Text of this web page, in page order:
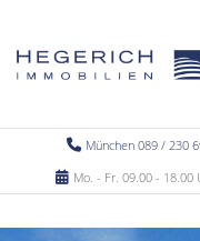
München 089 / 230
Mo. - Fr. 09.00 - 18.00